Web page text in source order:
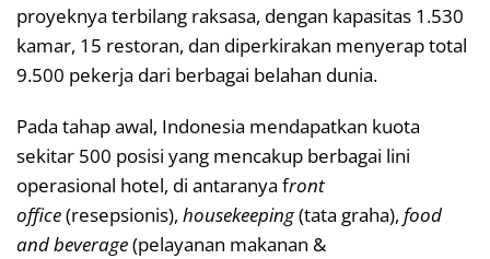
proyeknya terbilang raksasa, dengan kapasitas 1.530
kamar, 15 restoran, dan diperkirakan menyerap total
9.500 pekerja dari berbagai belahan dunia.
Pada tahap awal, Indonesia mendapatkan kuota
sekitar 500 posisi yang mencakup berbagai lini
operasional hotel, di antaranya front
office(resepsionis), housekeeping(tata graha), food
and beverage(pelayanan makanan &